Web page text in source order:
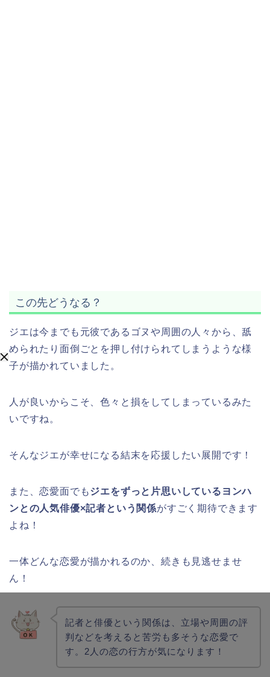
この先どうなる？
ジエは今までも元彼であるゴヌや周囲の人々から、舐
められたり面倒ごとを押し付けられてしまうような様
子が描かれていました。
人が良いからこそ、色々と損をしてしまっているみた
いですね。
そんなジエが幸せになる結末を応援したい展開です！
また、恋愛面でもジエをずっと片思いしているヨンハ
ンとの人気俳優×記者という関係がすごく期待できます
よね！
一体どんな恋愛が描かれるのか、続きも見逃せませ
ん！
記者と俳優という関係は、立場や周囲の評
判などを考えると苦労も多そうな恋愛で
す。2人の恋の行方が気になります！